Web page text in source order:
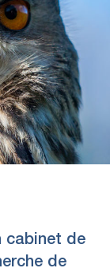
cabinet de
de